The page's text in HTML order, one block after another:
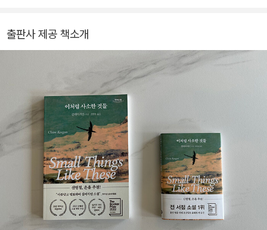
의 사법 시스템에 켜진 경고등이 됐다. 두 사람의 책 『지연된 정의』는
경쾌한 ‘버디 무비’와 존 그리샴의 법정 스릴러, 셰익스피어의 희곡을
동시에 보는 느낌이다. 자칭 백수 기자와 파산 변호사가 의기투합하
면서 나눈 말. “변호사나 기자나, 그냥 보면 안 보이는 걸 세상 사람들
이 볼 수 있게 해줘야 해요.” 『지연된 정의』는 근래 최고의 논픽션이
자, 진짜 기자와 진짜 변호사의 얘기다.
젝트 3부작’을 진행했다. 탐사 보도 전문 매체 진실탐사그룹 ‘셜록’(n
eosherlock.com)을 만들었다. 시인 백석, 고정희를 사랑하고 김중
식의 시 「식당에 딸린 방 한 칸」을 좋아한다. 지은 책으로 『이게 다 엄
마 때문이다』, 『똥만이』가 있다. SBS 드라마 〈날아라 개천용〉 대본
을 썼다.
출판사 제공 책소개